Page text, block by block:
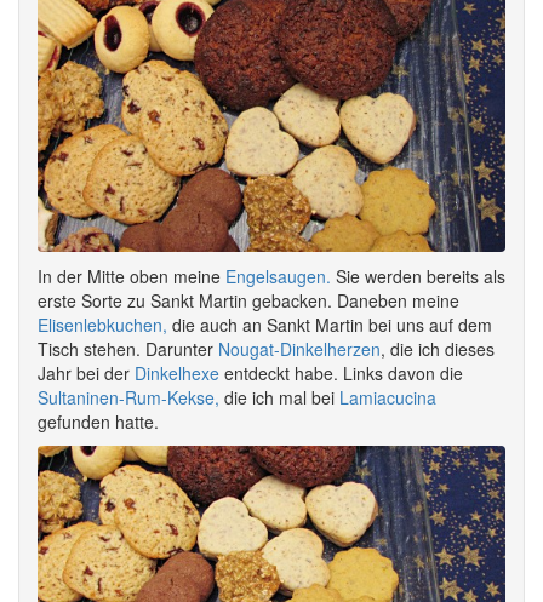
In der Mitte oben meine Engelsaugen. Sie werden bereits als
erste Sorte zu Sankt Martin gebacken. Daneben meine
Elisenlebkuchen, die auch an Sankt Martin bei uns auf dem
Tisch stehen. Darunter Nougat-Dinkelherzen, die ich dieses
Jahr bei der Dinkelhexe entdeckt habe. Links davon die
Sultaninen-Rum-Kekse, die ich mal bei Lamiacucina
gefunden hatte.